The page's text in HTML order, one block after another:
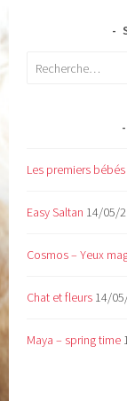
Rechercher :
Les premiers
Easy Saltan 14/05/
Cosmos – Yeux
Chat et fleurs 14/
Maya – spring time